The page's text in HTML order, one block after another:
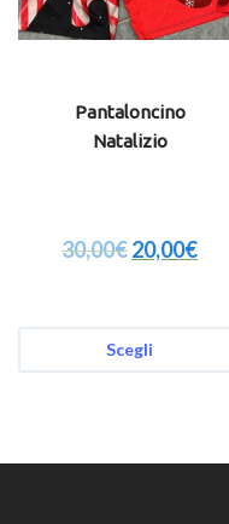
Pantaloncino
Natalizio
30,00€20,00€
Scegli